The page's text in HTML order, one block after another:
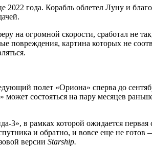
года. Корабль облетел Луну и
на огромной скорости, сработал не
повреждения, картина которых не
полет «Ориона» сперва до
состояться на пару месяцев
3», в рамках которой ожидается первая
и обратно, и вовсе еще не готов
версии Starship.